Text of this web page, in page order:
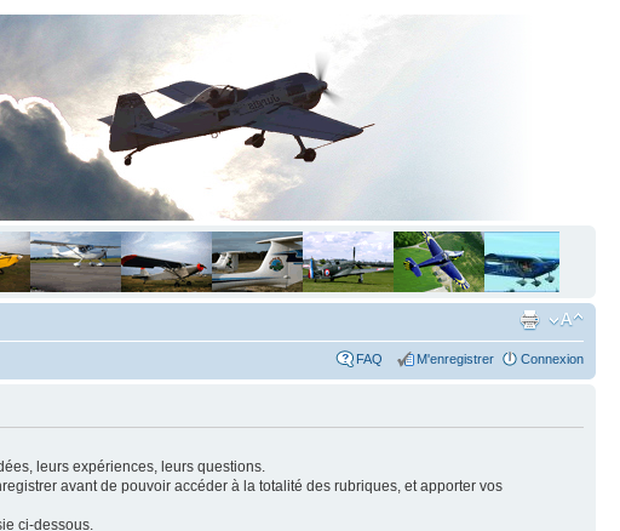
FAQ M'enregistrer Connexion
leurs expériences, leurs questions.
avant de pouvoir accéder à la totalité des rubriques, et apporter vos
ci-dessous.